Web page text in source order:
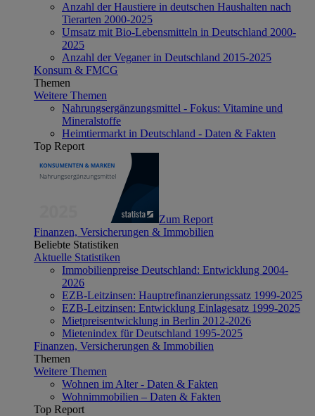
Anzahl der Haustiere in deutschen Haushalten nach
Tierarten 2000-2025
Umsatz mit Bio-Lebensmitteln in Deutschland 2000-
2025
Anzahl der Veganer in Deutschland 2015-2025
Konsum & FMCG
Themen
Weitere Themen
Nahrungsergänzungsmittel - Fokus: Vitamine und
Mineralstoffe
Heimtiermarkt in Deutschland - Daten & Fakten
Top Report
Zum Report
Finanzen, Versicherungen & Immobilien
Beliebte Statistiken
Aktuelle Statistiken
Immobilienpreise Deutschland: Entwicklung 2004-
2026
EZB-Leitzinsen: Hauptrefinanzierungssatz 1999-2025
EZB-Leitzinsen: Entwicklung Einlagesatz 1999-2025
Mietpreisentwicklung in Berlin 2012-2026
Mietenindex für Deutschland 1995-2025
Finanzen, Versicherungen & Immobilien
Themen
Weitere Themen
Wohnen im Alter - Daten & Fakten
Wohnimmobilien – Daten & Fakten
Top Report